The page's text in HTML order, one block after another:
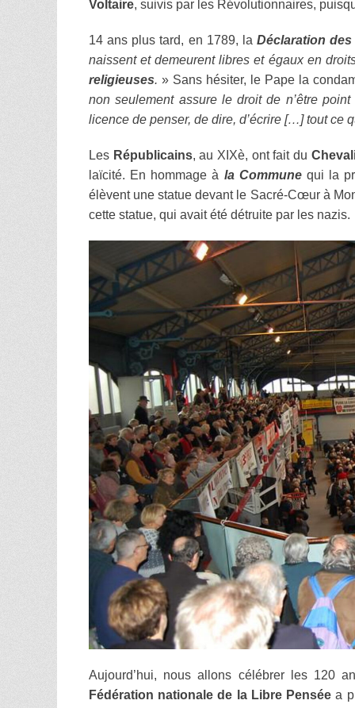
Voltaire, suivis par les Révolutionnaires,
14 ans plus tard, en 1789, laDéclaration
naissent et demeurent libres et égaux en
religieuses. » Sans hésiter, le Pape la
non seulement assure le droit de n’être
licence de penser, de dire, d’écrire […] tout ce
Les Républicains, au XIXè, ont fait du
laïcité. En hommage à la Communequi la
élèvent une statue devant le Sacré-Cœur à
cette statue, qui avait été détruite par les nazis.
Aujourd’hui, nous allons célébrer les 120
Fédération nationale de la Libre Pensée a